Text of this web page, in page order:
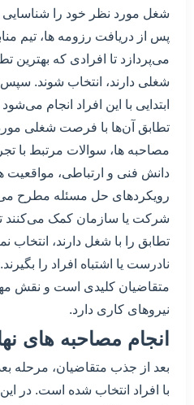
شغل مورد نظر خود را شناسایی
پس از دریافت رزومه ها، تیم
می‌پردازد تا افرادی که بهترین
شغلی دارند، انتخاب شوند.
ابتدایی با این افراد انجام
تطابق آن‌ها با فرصت شغلی مورد
مصاحبه ها، سوالات مرتبط با
دانش فنی و ارتباطی،
رویکردهای حل مسئله مطرح
شرکت یا سازمان کمک می‌کنند تا
تطابق را با شغل دارند، انتخاب
نادرست یا اشتباه افراد را
متقاضیان کلیدی است و نقش
نیروهای کاری دارد.
انجام مصاحبه های
بعد از جذب متقاضیان، مرحله
با افراد انتخاب شده است. در